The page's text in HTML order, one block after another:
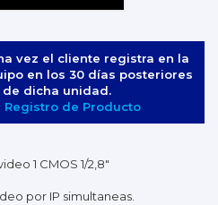
vez el cliente registra en la
en los 30 días posteriores
de dicha unidad.
Registro de Producto
1 CMOS 1/2,8"
por IP simultaneas.